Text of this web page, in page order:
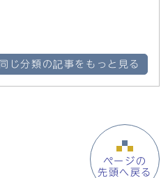
同じ分類の記事をもっと見る
ページの
先頭へ戻る